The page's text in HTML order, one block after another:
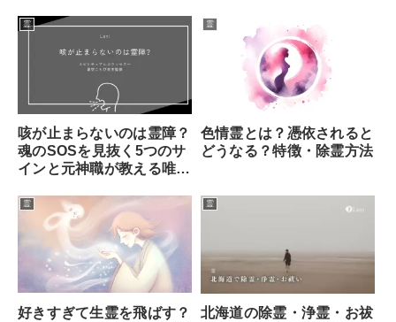
霊
咳が止まらないのは霊障？
魂のSOSを見抜く5つのサ
インと元神職が教える唯一
霊
色情霊とは？憑依されると
どうなる？特徴・除霊方法
霊
好きすぎて生霊を飛ばす？
霊
北海道の除霊・浄霊・お祓